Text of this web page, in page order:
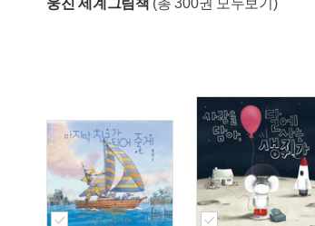
웅진 세계그림책 (총 300권 모두보기)